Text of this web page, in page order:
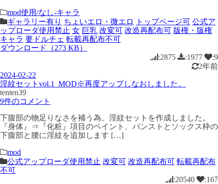
mod使用/なし-キャラ
ギャラリー有り ちょいエロ・微エロ トップページ可 公式ア
ップローダ使用禁止 女 巨乳 改変可 改造再配布可 版権・版権
キャラ 要ドルチェ 転載再配布不可
ダウンロード（273 KB）
:2875
:1977
:9
2年前
2024-02-22
淫紋セットvol.1_MOD※再度アップしなおしました。
tenten39
9件のコメント
下腹部の物足りなさを補う為、淫紋セットを作成しました。
『身体』⇒『化粧』項目のペイント、パンストとソックス枠の
下腹部と腰に淫紋を追加します […]
mod
公式アップローダ使用禁止 改変可 改造再配布可 転載再配布
不可
:20540
:167